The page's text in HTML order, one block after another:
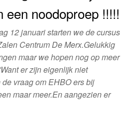
een noodoproep !!!!!
12 januari starten we de cursus
Centrum De Merx.Gelukkig
maar we hopen nog op meer
er zijn eigenlijk niet
vraag om EHBO ers bij
maar meer.En aangezien er